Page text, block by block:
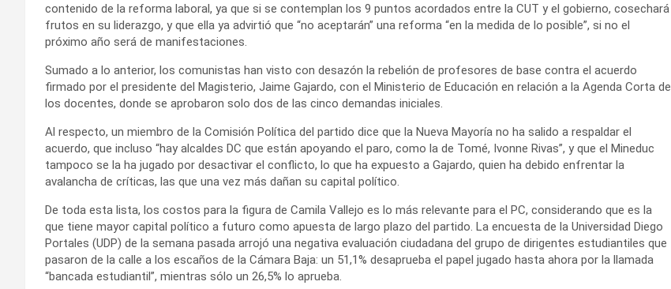
contenido de la reforma laboral, ya que si se contemplan los 9 puntos acordados entre la CUT y el gobierno, cosechará
frutos en su liderazgo, y que ella ya advirtió que “no aceptarán” una reforma “en la medida de lo posible”, si no el
próximo año será de manifestaciones.
Sumado a lo anterior, los comunistas han visto con desazón la rebelión de profesores de base contra el acuerdo
firmado por el presidente del Magisterio, Jaime Gajardo, con el Ministerio de Educación en relación a la Agenda Corta de
los docentes, donde se aprobaron solo dos de las cinco demandas iniciales.
Al respecto, un miembro de la Comisión Política del partido dice que la Nueva Mayoría no ha salido a respaldar el
acuerdo, que incluso “hay alcaldes DC que están apoyando el paro, como la de Tomé, Ivonne Rivas”, y que el Mineduc
tampoco se la ha jugado por desactivar el conflicto, lo que ha expuesto a Gajardo, quien ha debido enfrentar la
avalancha de críticas, las que una vez más dañan su capital político.
De toda esta lista, los costos para la figura de Camila Vallejo es lo más relevante para el PC, considerando que es la
que tiene mayor capital político a futuro como apuesta de largo plazo del partido. La encuesta de la Universidad Diego
Portales (UDP) de la semana pasada arrojó una negativa evaluación ciudadana del grupo de dirigentes estudiantiles que
pasaron de la calle a los escaños de la Cámara Baja: un 51,1% desaprueba el papel jugado hasta ahora por la llamada
“bancada estudiantil”, mientras sólo un 26,5% lo aprueba.